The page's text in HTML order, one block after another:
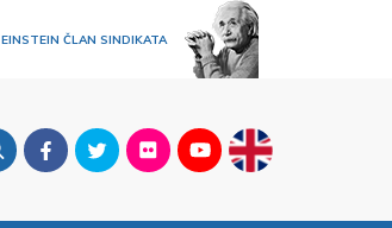
EINSTEIN ČLAN SINDIKATA
FacebookTwitterFlickrYoutubeEnglish